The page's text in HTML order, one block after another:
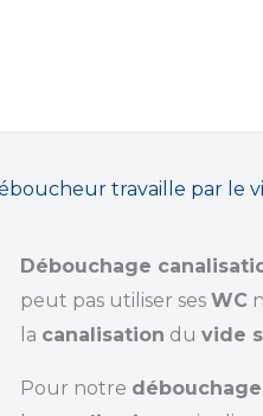
travaille par le
Débouchage
peut pas utiliser ses WC
la canalisation du vide
Pour notre